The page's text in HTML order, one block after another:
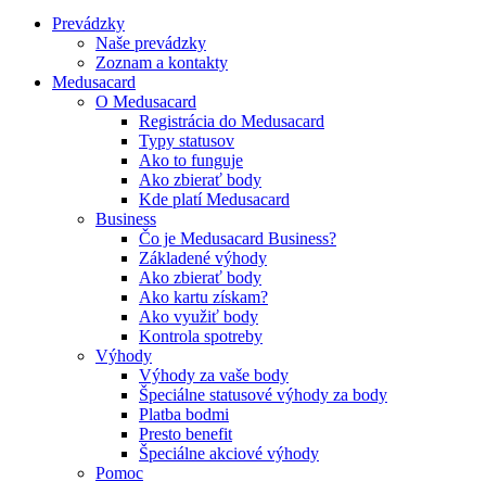
Prevádzky
Naše prevádzky
Zoznam a kontakty
Medusacard
O Medusacard
Registrácia do Medusacard
Typy statusov
Ako to funguje
Ako zbierať body
Kde platí Medusacard
Business
Čo je Medusacard Business?
Základené výhody
Ako zbierať body
Ako kartu získam?
Ako využiť body
Kontrola spotreby
Výhody
Výhody za vaše body
Špeciálne statusové výhody za body
Platba bodmi
Presto benefit
Špeciálne akciové výhody
Pomoc